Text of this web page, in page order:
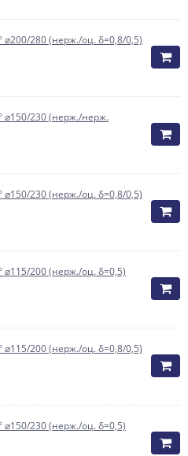
⌀200/280 (нерж./оц. δ=0,8/0,5)
⌀150/230 (нерж./нерж.
⌀150/230 (нерж./оц. δ=0,8/0,5)
⌀115/200 (нерж./оц. δ=0,5)
⌀115/200 (нерж./оц. δ=0,8/0,5)
⌀150/230 (нерж./оц. δ=0,5)